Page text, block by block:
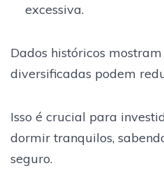
excessiva.
Dados históricos
diversificadas podem
Isso é crucial para
dormir tranquilos,
seguro.